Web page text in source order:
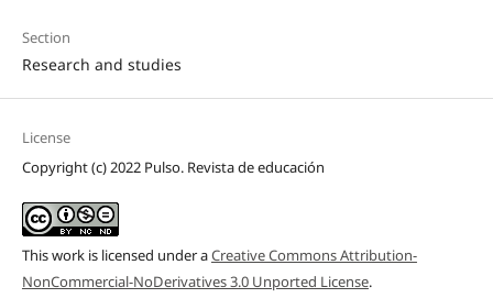
Section
Research and studies
License
Copyright (c) 2022 Pulso. Revista de educación
This work is licensed under aCreative Commons Attribution-
NonCommercial-NoDerivatives 3.0 Unported License.